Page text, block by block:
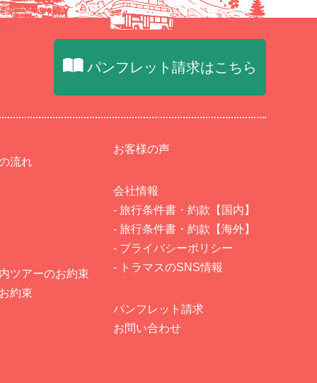
パンフレット請求はこちら
流れ
ツアーのお約束
約束
お客様の声
会社情報
- 旅行条件書・約款【国内】
- 旅行条件書・約款【海外】
- プライバシーポリシー
- トラマスのSNS情報
パンフレット請求
お問い合わせ